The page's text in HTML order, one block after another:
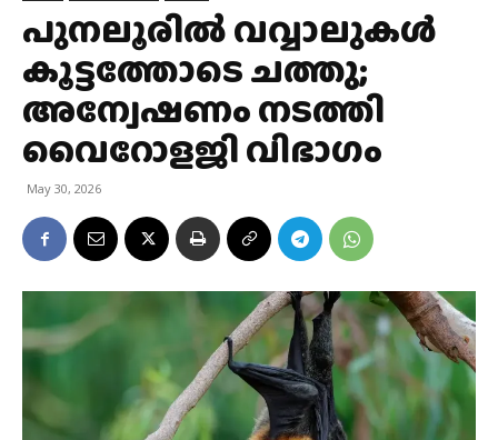
പുനലൂരില്‍ വവ്വാലുകൾ
കൂട്ടത്തോടെ ചത്തു;
അന്വേഷണം നടത്തി
വൈറോളജി വിഭാഗം
May 30, 2026